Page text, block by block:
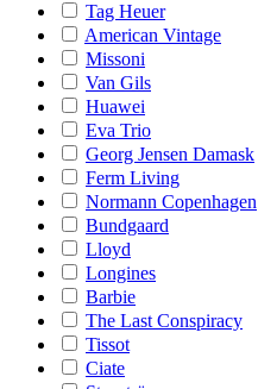
Tag Heuer
American Vintage
Missoni
Van Gils
Huawei
Eva Trio
Georg Jensen Damask
Ferm Living
Normann Copenhagen
Bundgaard
Lloyd
Longines
Barbie
The Last Conspiracy
Tissot
Ciate